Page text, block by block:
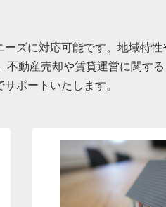
ズに対応可能です。地域特
動産売却や賃貸運営に関す
ポートいたします。